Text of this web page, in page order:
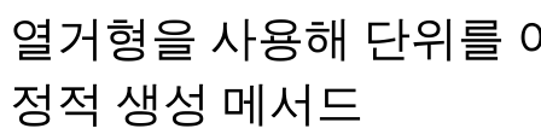
열거형을 사용해 단위를
정적 생성 메서드